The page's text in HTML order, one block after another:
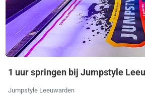
1 uur springen bij Jumpstyle
Jumpstyle Leeuwarden